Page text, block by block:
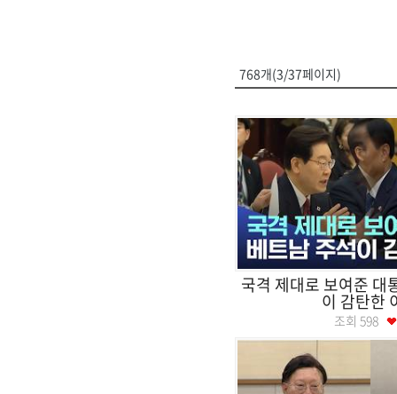
768개(3/37페이지)
국격 제대로 보여준 대
이 감탄한
조회 598